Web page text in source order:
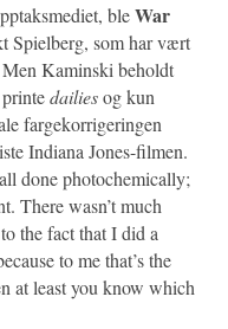
bleWar
Spielberg, som har vært
Kaminski beholdt
dailiesog kun
fargekorrigeringen
Indiana Jones-filmen.
done photochemically;
There wasn’t much
the fact that I did a
to me that’s the
at least you know which